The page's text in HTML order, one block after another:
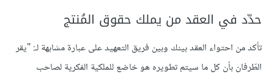
حدّد في العقد من يملك حقوق المُنتج
تأكد من احتواء العقد بينك وبين فريق التعهيد على عبارة مشابهة لـ: "يقر
الطّرفان بأن كل ما سيتم تطويره هو خاضع للملكية الفكرية لصاحب